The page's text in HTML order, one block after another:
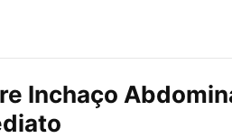
Inchaço